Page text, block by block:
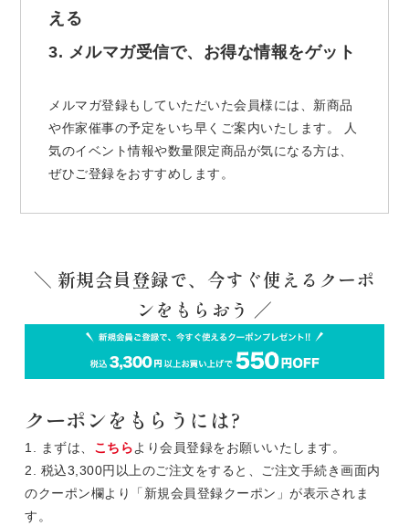
える
3. メルマガ受信で、お得な情報をゲット
メルマガ登録もしていただいた会員様には、新商品
や作家催事の予定をいち早くご案内いたします。 人
気のイベント情報や数量限定商品が気になる方は、
ぜひご登録をおすすめします。
＼ 新規会員登録で、今すぐ使えるクーポ
ンをもらおう ／
クーポンをもらうには?
1. まずは、 こちらより会員登録をお願いいたします。
2. 税込3,300円以上のご注文をすると、ご注文手続き画面内
のクーポン欄より「新規会員登録クーポン」が表示されま
す。